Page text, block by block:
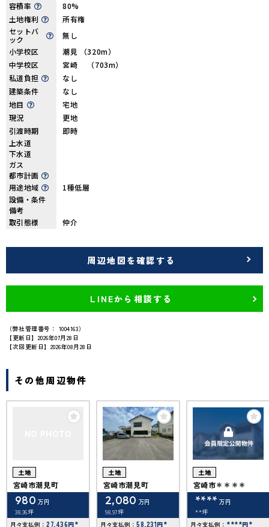
容積率
80%
土地権利
所有権
セットバ
ック
無し
小学校区
潮見 （320m）
中学校区
宮崎 （703m）
私道負担
なし
建築条件
なし
地目
宅地
現況
更地
引渡時期
即時
上水道
下水道
ガス
都市計画
用途地域
1種低層
設備・条件
備考
取引態様
仲介
周辺地図を確認する
LINEから相談する
（弊社管理番号： 1004163）
【更新日】2026年07月28日
【次回更新日】2026年08月28日
その他周辺物件
土地
宮崎市潮見町
980 万円
38.36坪
月々支払例： 27,436円*
土地
宮崎市潮見町
2,080 万円
98.97坪
月々支払例： 58,231円*
土地
宮崎市＊＊＊＊
**** 万円
**坪
月々支払例： ****円*